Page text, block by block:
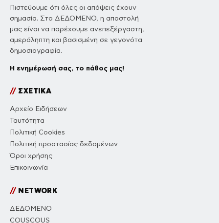
Πιστεύουμε ότι όλες οι απόψεις έχουν
σημασία. Στο ΔΕΔΟΜΕΝΟ, η αποστολή
μας είναι να παρέχουμε ανεπεξέργαστη,
αμερόληπτη και βασισμένη σε γεγονότα
δημοσιογραφία.
Η ενημέρωσή σας, το πάθος μας!
//ΣΧΕΤΙΚΑ
Αρχείο Ειδήσεων
Ταυτότητα
Πολιτική Cookies
Πολιτική προστασίας δεδομένων
Όροι χρήσης
Επικοινωνία
//NETWORK
ΔΕΔΟΜΕΝΟ
COUSCOUS